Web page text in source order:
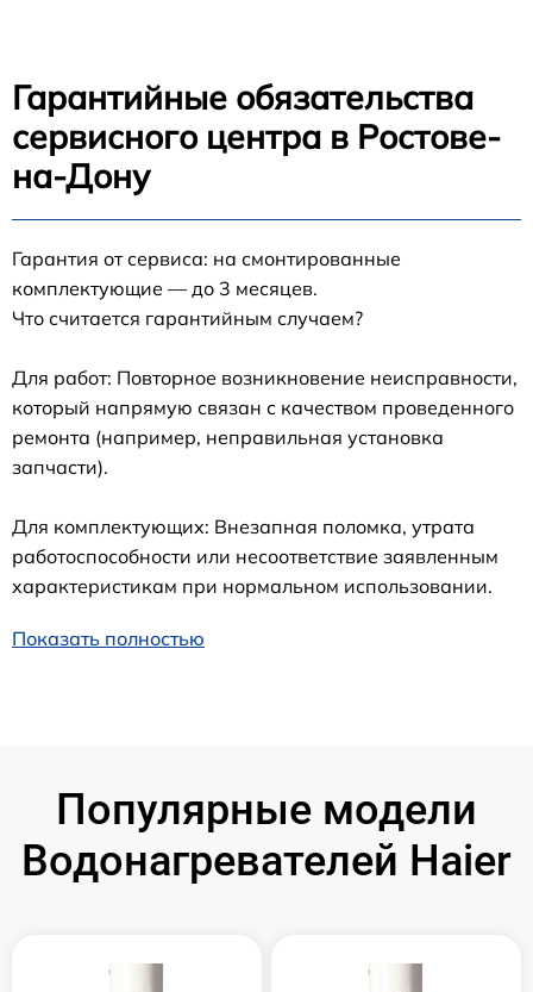
Гарантийные обязательства
сервисного центра в Ростове-
на-Дону
Гарантия от сервиса: на смонтированные
комплектующие — до 3 месяцев.
Что считается гарантийным случаем?
Для работ: Повторное возникновение неисправности,
который напрямую связан с качеством проведенного
ремонта (например, неправильная установка
запчасти).
Для комплектующих: Внезапная поломка, утрата
работоспособности или несоответствие заявленным
характеристикам при нормальном использовании.
Показать полностью
Популярные модели
Водонагревателей Haier